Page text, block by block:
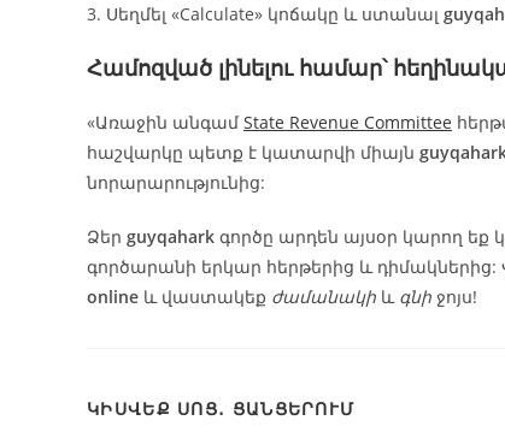
3. Սեղմել «Calculate» կոճակը և ստանալ
Համոզված լինելու համար՝
«Առաջին անգամ State Revenue Committee
հաշվարկը պետք է կատարվի միայն
նորարարությունից:
Ձեր guyqahark գործը արդեն այսօր կարող եք
գործարանի երկար հերթերից և դիմակներից:
online և վաստակեք ժամանակի և գնի ջոյս!
ԿԻՍՎԵՔ ՍՈՑ․ ՑԱՆՑԵՐՈՒՄ